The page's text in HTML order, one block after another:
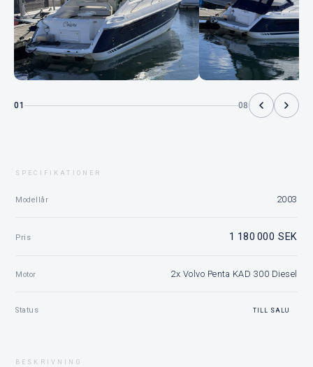
01 08
SPECIFIKATIONER
Modellår 2003
Pris 1 180 000 SEK
Motor 2x Volvo Penta KAD 300 Diesel
Status TILL SALU
BESKRIVNING